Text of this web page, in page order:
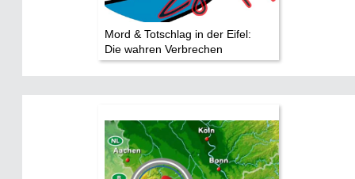
Mord & Totschlag in der Eifel:
Die wahren Verbrechen